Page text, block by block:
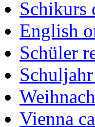
Schikurs
English
Schüler
Vienna